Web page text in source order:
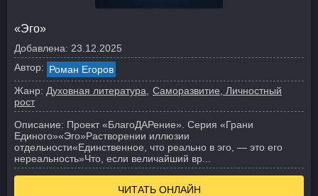
«Эго»
Добавлена: 23.12.2025
Автор: Роман Егоров
Жанр: Духовная литература
Саморазвитие, Личностный
рост
Описание: Проект «БлагоДАРение». Серия «Грани
Единого»«Эго»Растворении иллюзии
отдельности«Единственное, что реально в эго, — это его
нереальность»Что, если величайший вр...
ЧИТАТЬ ОНЛАЙН